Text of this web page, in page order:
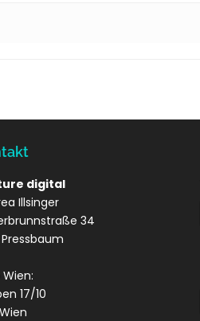
digital
Illsinger
34
Pressbaum
17/10